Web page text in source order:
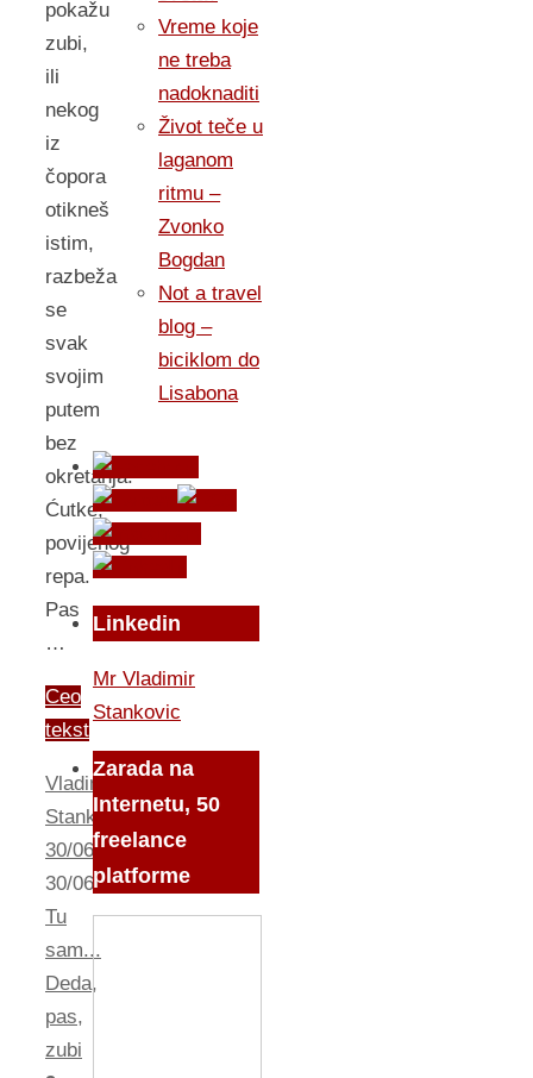
pokažu
zubi,
ili
nekog
iz
čopora
otikneš
istim,
razbeža
se
svak
svojim
putem
bez
okretanja.
Ćutke,
povijenog
repa.
Pas
…
Ceo
tekst
Vladimir
Stankovic
30/06/2010
30/06/2010iskrice
Tu
sam...
Deda,
pas,
zubi
Vreme koje
ne treba
nadoknaditi
Život teče u
laganom
ritmu –
Zvonko
Bogdan
Not a travel
blog –
biciklom do
Lisabona
Linkedin
Mr Vladimir
Stankovic
Zarada na
Internetu, 50
freelance
platforme